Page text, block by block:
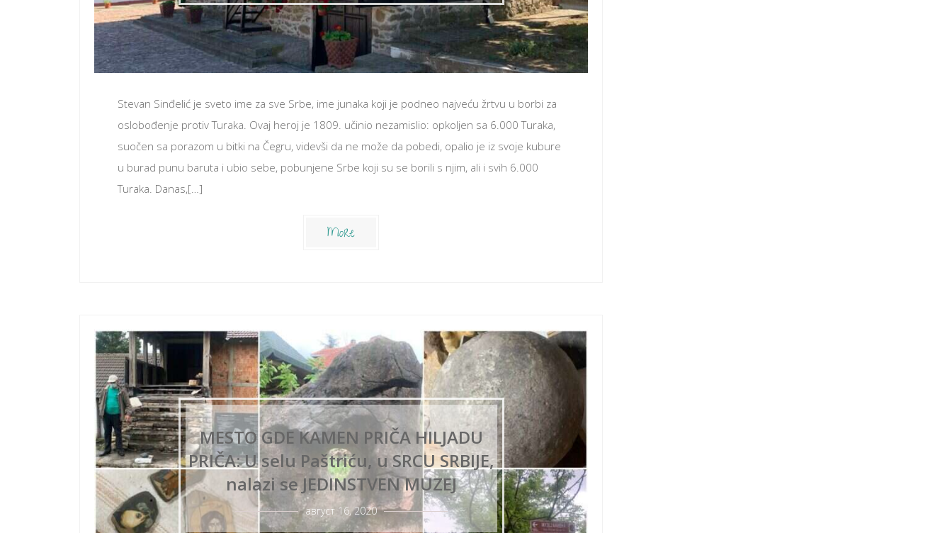
Stevan Sinđelić je sveto ime za sve Srbe, ime junaka koji je podneo najveću žrtvu u borbi za
oslobođenje protiv Turaka. Ovaj heroj je 1809. učinio nezamislio: opkoljen sa 6.000 Turaka,
suočen sa porazom u bitki na Čegru, videvši da ne može da pobedi, opalio je iz svoje kubure
u burad punu baruta i ubio sebe, pobunjene Srbe koji su se borili s njim, ali i svih 6.000
Turaka. Danas,[…]
More
MESTO GDE KAMEN PRIČA HILJADU
PRIČA: U selu Paštriću, u SRCU SRBIJE,
nalazi se JEDINSTVEN MUZEJ
август 16, 2020